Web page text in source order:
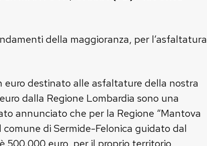
della maggioranza, per l’asfaltatura
euro destinato alle asfaltature della nostra
dalla Regione Lombardia sono una
annunciato che per la Regione “Mantova
comune di Sermide-Felonica guidato dal